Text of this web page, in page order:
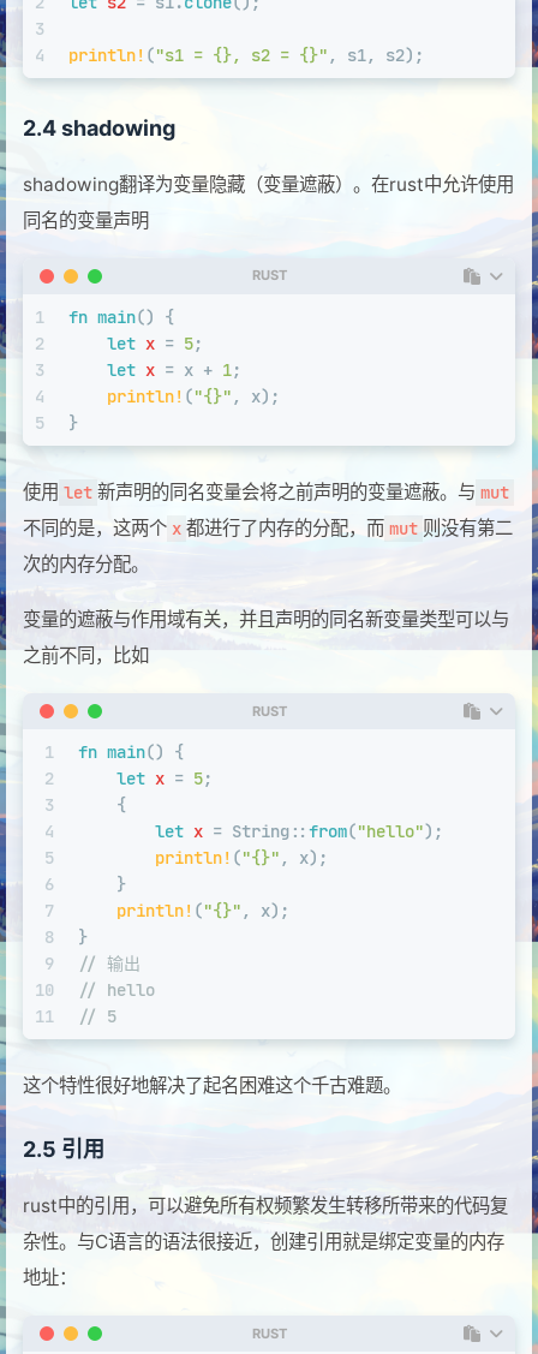
3
4
println! ("s1 = {}, s2 = {}" , s1, s2);
2.4 shadowing
shadowing翻译为变量隐藏（变量遮蔽）。在rust中允许使用
同名的变量声明
RUST
1
2
3
4
5
fn main() {
let x = 5;
let x = x + 1;
println! ("{}" , x);
}
使用 let 新声明的同名变量会将之前声明的变量遮蔽。与 mut
不同的是，这两个 x 都进行了内存的分配，而 mut 则没有第二
次的内存分配。
变量的遮蔽与作用域有关，并且声明的同名新变量类型可以与
之前不同，比如
RUST
1
2
3
4
5
6
7
8
9
10
11
fn main() {
let x = 5;
    {
let x = String :: from("hello");
println! ("{}" , x);
    }
println! ("{}" , x);
}
// 输出
// hello
// 5
这个特性很好地解决了起名困难这个千古难题。
2.5 引用
rust中的引用，可以避免所有权频繁发生转移所带来的代码复
杂性。与C语言的语法很接近，创建引用就是绑定变量的内存
地址：
RUST